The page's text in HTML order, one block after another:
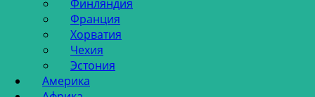
Финляндия
Франция
Хорватия
Чехия
Эстония
Америка